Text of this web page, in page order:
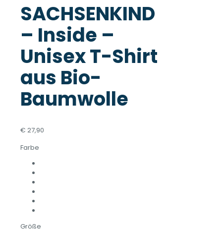
SACHSENKIND
– Inside –
Unisex T-Shirt
aus Bio-
Baumwolle
€ 27,90
Farbe
Größe